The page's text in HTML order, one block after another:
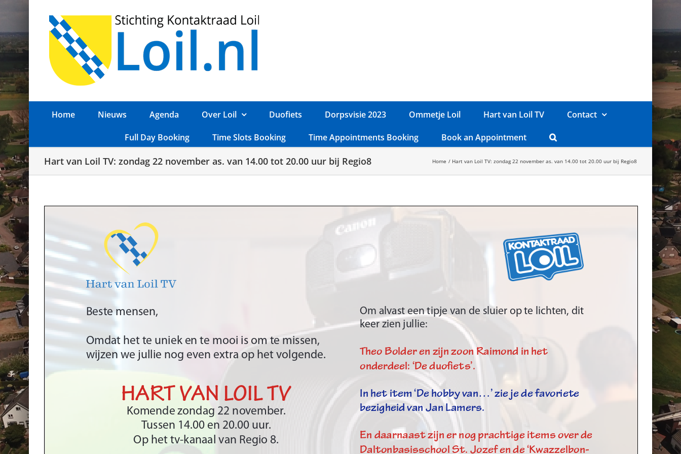
Home Nieuws Agenda Over Loil Duofiets Dorpsvisie 2023 Ommetje Loil Hart van Loil TV Contact
Full Day Booking Time Slots Booking Time Appointments Booking Book an Appointment
Hart van Loil TV: zondag 22 november as. van 14.00 tot 20.00 uur bij Regio8 Home Hart van Loil TV: zondag 22 november as. van 14.00 tot 20.00 uur bij Regio8